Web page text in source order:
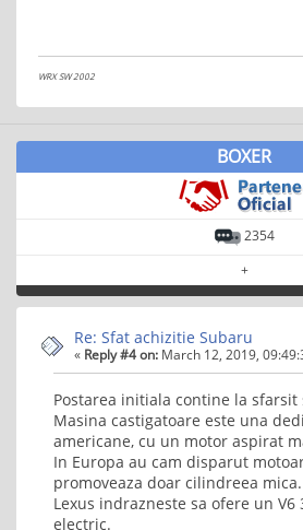
WRX SW 2002
BOXER
2354
+
Re: Sfat achizitie Subaru
« Reply #4 on: March 12, 2019,
Postarea initiala contine la
Masina castigatoare este una
americane, cu un motor aspirat
In Europa au cam disparut
promoveaza doar cilindreea mica.
Lexus indrazneste sa ofere un V6
electric.